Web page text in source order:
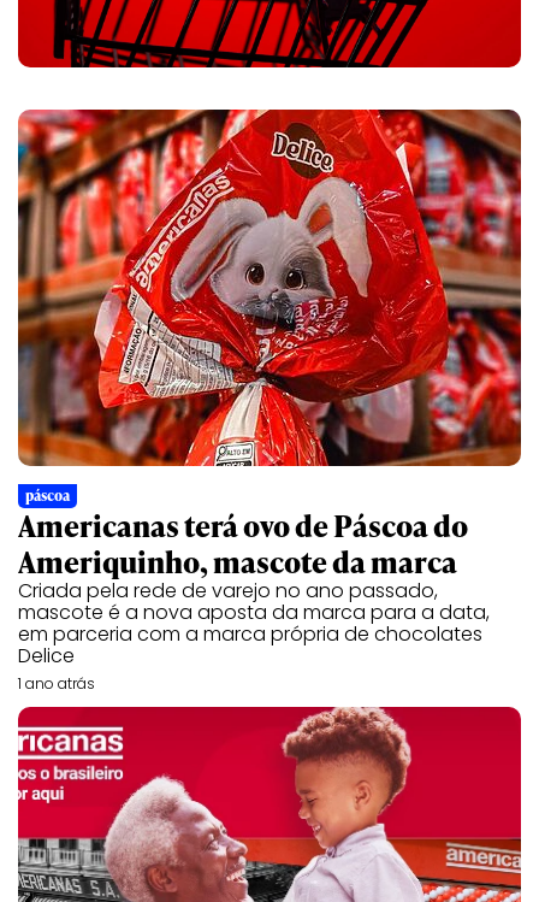
páscoa
Americanas terá ovo de Páscoa do
Ameriquinho, mascote da marca
Criada pela rede de varejo no ano passado,
mascote é a nova aposta da marca para a data,
em parceria com a marca própria de chocolates
Delice
1 ano atrás